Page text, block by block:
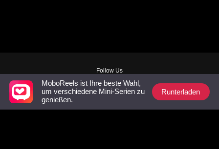
Follow Us
Facebook
YouTube
Instagram
Bedingungen der Dienstleistung|Datenschutzbestimmungen|Kontaktieren Sie
MoboReels ist Ihre beste Wahl,
um verschiedene Mini-Serien zu
genießen.
Runterladen